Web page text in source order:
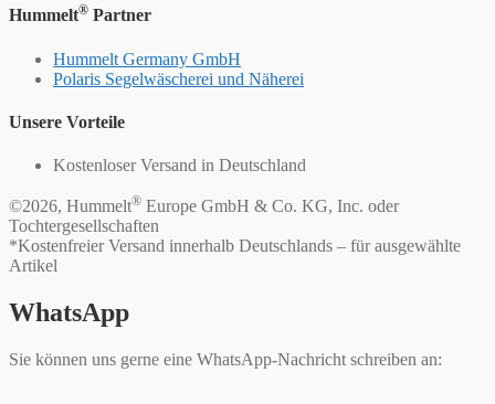
Hummelt® Partner
Hummelt Germany GmbH
Polaris Segelwäscherei und Näherei
Unsere Vorteile
Kostenloser Versand in Deutschland
©2026, Hummelt® Europe GmbH & Co. KG, Inc. oder
Tochtergesellschaften
*Kostenfreier Versand innerhalb Deutschlands – für ausgewählte
Artikel
WhatsApp
Sie können uns gerne eine WhatsApp-Nachricht schreiben an: